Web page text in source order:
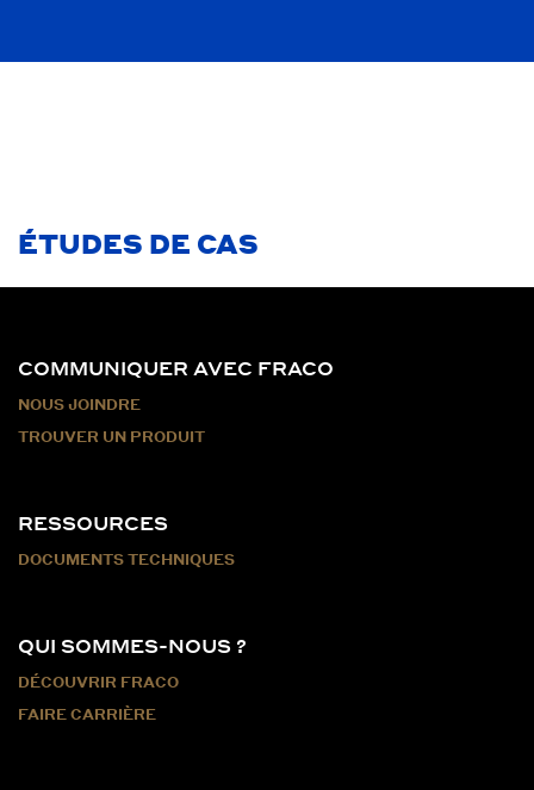
ÉTUDES DE CAS
COMMUNIQUER AVEC FRACO
NOUS JOINDRE
TROUVER UN PRODUIT
RESSOURCES
DOCUMENTS TECHNIQUES
QUI SOMMES-NOUS ?
DÉCOUVRIR FRACO
FAIRE CARRIÈRE